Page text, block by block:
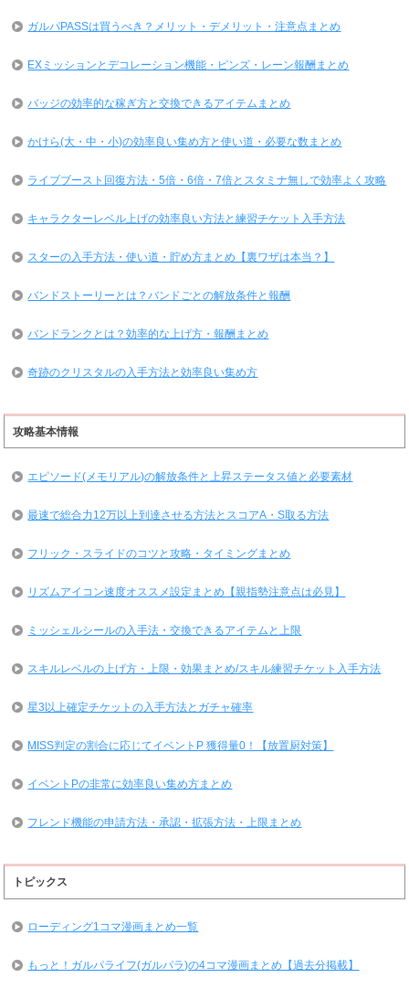
ガルパPASSは買うべき？メリット・デメリット・注意点まとめ
EXミッションとデコレーション機能・ピンズ・レーン報酬まとめ
バッジの効率的な稼ぎ方と交換できるアイテムまとめ
かけら(大・中・小)の効率良い集め方と使い道・必要な数まとめ
ライブブースト回復方法・5倍・6倍・7倍とスタミナ無しで効率よく攻略
キャラクターレベル上げの効率良い方法と練習チケット入手方法
スターの入手方法・使い道・貯め方まとめ【裏ワザは本当？】
バンドストーリーとは？バンドごとの解放条件と報酬
バンドランクとは？効率的な上げ方・報酬まとめ
奇跡のクリスタルの入手方法と効率良い集め方
攻略基本情報
エピソード(メモリアル)の解放条件と上昇ステータス値と必要素材
最速で総合力12万以上到達させる方法とスコアA・S取る方法
フリック・スライドのコツと攻略・タイミングまとめ
リズムアイコン速度オススメ設定まとめ【親指勢注意点は必見】
ミッシェルシールの入手法・交換できるアイテムと上限
スキルレベルの上げ方・上限・効果まとめ/スキル練習チケット入手方法
星3以上確定チケットの入手方法とガチャ確率
MISS判定の割合に応じてイベントP 獲得量0！【放置厨対策】
イベントPの非常に効率良い集め方まとめ
フレンド機能の申請方法・承認・拡張方法・上限まとめ
トピックス
ローディング1コマ漫画まとめ一覧
もっと！ガルパライフ(ガルパラ)の4コマ漫画まとめ【過去分掲載】